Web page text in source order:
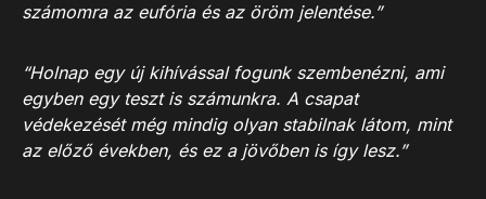
számomra az eufória és az öröm jelentése.”
“Holnap egy új kihívással fogunk szembenézni, ami
egyben egy teszt is számunkra. A csapat
védekezését még mindig olyan stabilnak látom, mint
az előző években, és ez a jövőben is így lesz.”